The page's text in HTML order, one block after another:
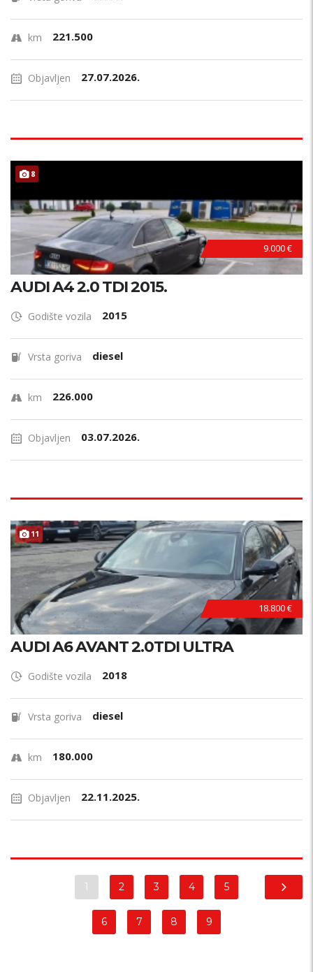
km 221.500
Objavljen 27.07.2026.
8
9.000 €
AUDI A4 2.0 TDI 2015.
Godište vozila 2015
Vrsta goriva diesel
km 226.000
Objavljen 03.07.2026.
11
18.800 €
AUDI A6 AVANT 2.0TDI ULTRA
Godište vozila 2018
Vrsta goriva diesel
km 180.000
Objavljen 22.11.2025.
1 2 3 4 5
6 7 8 9